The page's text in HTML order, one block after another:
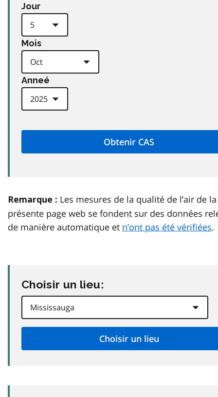
Jour
Mois
Anneé
Remarque : Les mesures de la qualité de l’air de la
présente page web se fondent sur des données
de manière automatique et n’ont pas été vérifiées.
Choisir un lieu: